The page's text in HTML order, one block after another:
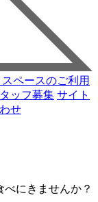
ペースのご利用
ッフ募集 サイト
せ
にきませんか？